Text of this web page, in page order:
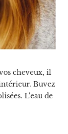
cheveux, il
Buvez
L'eau de